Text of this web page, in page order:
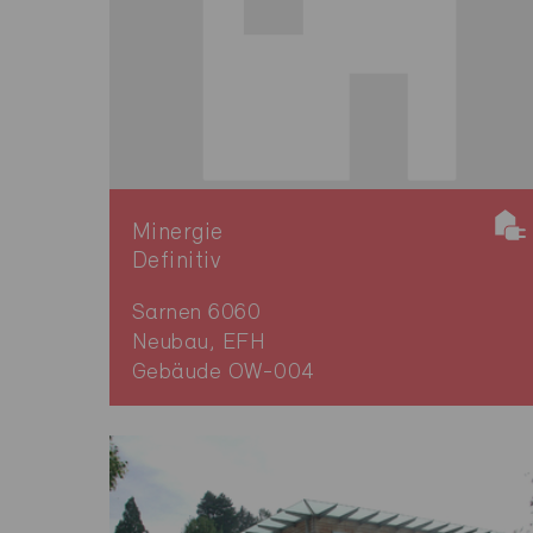
Minergie
Definitiv
Sarnen 6060
Neubau, EFH
Gebäude OW-004